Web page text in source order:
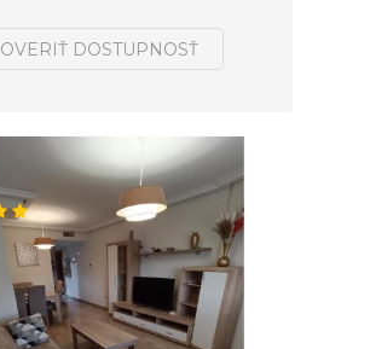
OVERIŤ DOSTUPNOSŤ